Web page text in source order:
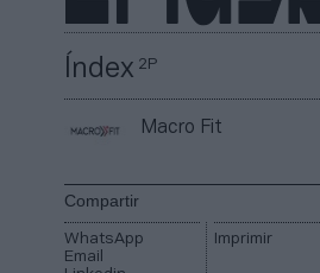
Índex2P
Macro Fit
Compartir
WhatsApp
Email
Imprimir